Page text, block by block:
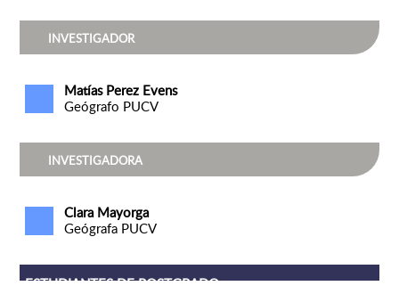
INVESTIGADOR
Matías Perez Evens
Geógrafo PUCV
INVESTIGADORA
Clara Mayorga
Geógrafa PUCV
ESTUDIANTES DE POSTGRADO